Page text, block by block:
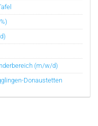
(m/w/d)
Donaustetten